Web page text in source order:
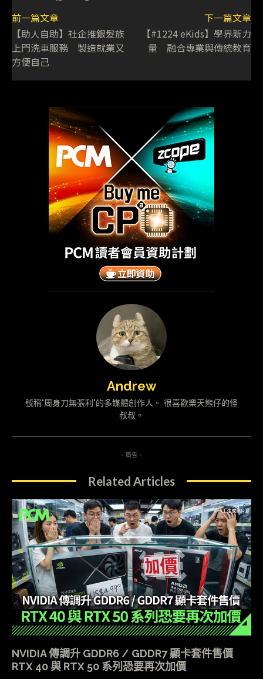
前一篇文章
【助人自助】社企推銀髮族
上門洗車服務 製造就業又
方便自己
下一篇文章
【#1224 eKids】學界新力
量 融合專業與傳統教育
Andrew
號稱"周身刀無張利"的多媒體創作人。 很喜歡樂天熊仔的怪
叔叔。
- 廣告 -
Related Articles
NVIDIA 傳調升 GDDR6 / GDDR7 顯卡套件售價
RTX 40 與 RTX 50 系列恐要再次加價